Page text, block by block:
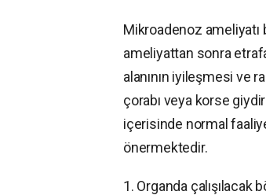
Mikroadenoz ameliyatı
ameliyattan sonra
alanının iyileşmesi ve
çorabı veya korse
içerisinde normal
önermektedir.
1. Organda çalışılacak